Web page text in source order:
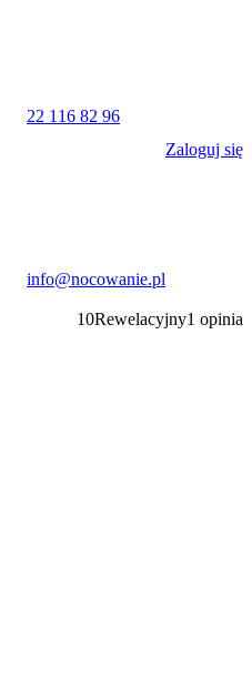
22 116 82 96
info@nocowanie.pl
Zaloguj się
10Rewelacyjny1 opinia